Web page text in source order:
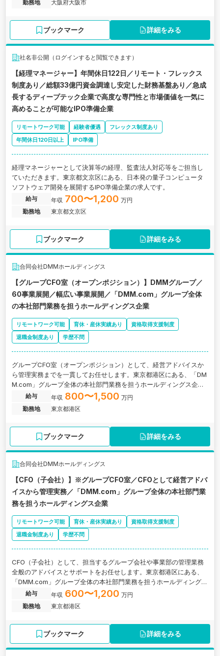
勤務地 大阪府大阪市
ブックマーク 詳細をみる
社名非公開（ログインすると閲覧できます）
【経理マネージャー】年間休日122日／リモート・フレックス
制度あり／総額33億円資金調達し安定した財務基盤あり／急成
長するディープテック企業で高度な専門性と市場価値を一気に
高めることが可能なIPO準備企業
リモートワーク可能 経験者優遇
フレックス制度あり
年間休日120日以上
IPO準備
経理マネージャーとして決算等の経理、監査法人対応等をご担当し
ていただきます。東京都文京区にある、日本発の量子コンピュータ
ソフトウェア開発を展開するIPO準備企業の求人です。
給与 年収 700〜1,200 万円
勤務地
東京都文京区
ブックマーク 詳細をみる
合同会社DMMホールディングス
【グループCFO室（オープンポジション）】DMMグループ／
60事業展開／幅広い事業展開／「DMM.com」グループ全体
の本社部門業務を担うホールディングス企業
リモートワーク可能 育休・産休実績あり
資格取得支援制度
退職金制度あり
学歴不問
グループCFO室（オープンポジション）として、経営アドバイスか
ら管理実務までを一貫してお任せします。東京都港区にある、「DM
M.com」グループ全体の本社部門業務を担うホールディングス企業
の求人です。
給与 年収 800〜1,500 万円
勤務地
東京都港区
ブックマーク 詳細をみる
合同会社DMMホールディングス
【CFO（子会社）】※グループCFO室／CFOとして経営アドバ
イスから管理実務／「DMM.com」グループ全体の本社部門業
務を担うホールディングス企業
リモートワーク可能 育休・産休実績あり
資格取得支援制度
退職金制度あり
学歴不問
CFO（子会社）として、担当するグループ会社や事業部の管理業務
全般のアドバイスとサポートをお任せします。東京都港区にある、
「DMM.com」グループ全体の本社部門業務を担うホールディングス
企業の求人です。
給与 年収 600〜1,200 万円
勤務地
東京都港区
ブックマーク 詳細をみる